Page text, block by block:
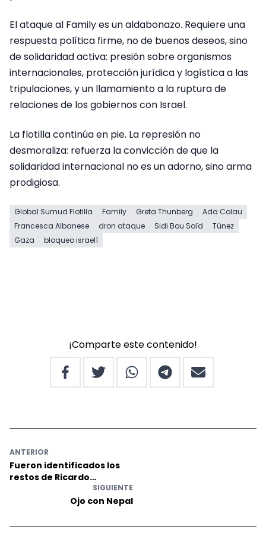
El ataque al Family es un aldabonazo. Requiere una
respuesta política firme, no de buenos deseos, sino
de solidaridad activa: presión sobre organismos
internacionales, protección jurídica y logística a las
tripulaciones, y un llamamiento a la ruptura de
relaciones de los gobiernos con Israel.
La flotilla continúa en pie. La represión no
desmoraliza: refuerza la convicción de que la
solidaridad internacional no es un adorno, sino arma
prodigiosa.
Global Sumud Flotilla Family Greta Thunberg
Ada Colau
Francesca Albanese
dron ataque Sidi Bou Saïd
Túnez
Gaza
bloqueo israelí
¡Comparte este contenido!
ANTERIOR
Fueron identificados los
restos de Ricardo
SIGUIENTE
Ojo con Nepal